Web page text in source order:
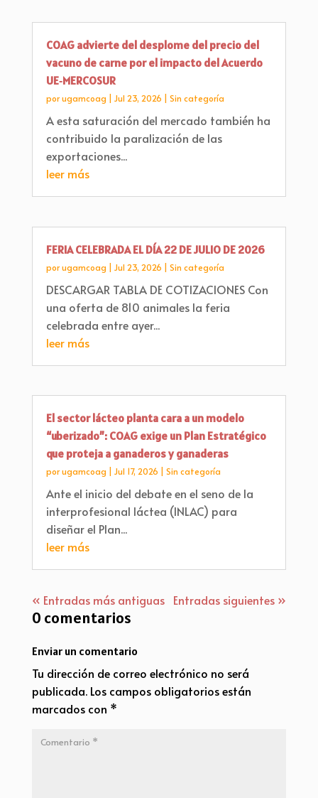
COAG advierte del desplome del precio del
vacuno de carne por el impacto del Acuerdo
UE‑MERCOSUR
porugamcoag Jul 23, 2026 Sin categoría
A esta saturación del mercado también ha
contribuido la paralización de las
exportaciones...
leer más
FERIA CELEBRADA EL DÍA 22 DE JULIO DE 2026
porugamcoag Jul 23, 2026 Sin categoría
DESCARGAR TABLA DE COTIZACIONES Con
una oferta de 810 animales la feria
celebrada entre ayer...
leer más
El sector lácteo planta cara a un modelo
“uberizado”: COAG exige un Plan Estratégico
que proteja a ganaderos y ganaderas
porugamcoag Jul 17, 2026 Sin categoría
Ante el inicio del debate en el seno de la
interprofesional láctea (INLAC) para
diseñar el Plan...
leer más
« Entradas más antiguas Entradas siguientes »
0 comentarios
Enviar un comentario
Tu dirección de correo electrónico no será
publicada. Los campos obligatorios están
marcados con *